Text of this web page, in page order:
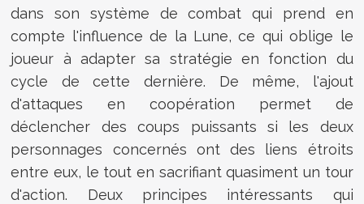
dans son système de combat qui prend en
compte l'influence de la Lune, ce qui oblige le
joueur à adapter sa stratégie en fonction du
cycle de cette dernière. De même, l'ajout
d'attaques en coopération permet de
déclencher des coups puissants si les deux
personnages concernés ont des liens étroits
entre eux, le tout en sacrifiant quasiment un tour
d'action. Deux principes intéressants qui